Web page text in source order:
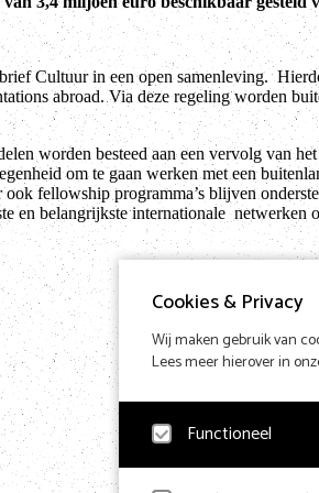
Cookies & Privacy
Wij maken gebruik van
Lees meer hierover in
Functioneel
Cultuur in een open samenleving.
abroad. Via deze regeling worden
worden besteed aan een vervolg van
om te gaan werken met een
fellowship programma’s blijven
en belangrijkste internationale netwerken